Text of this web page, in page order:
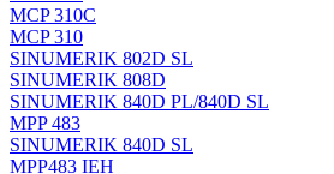
MCP 310C
MCP 310
SINUMERIK 802D SL
SINUMERIK 808D
SINUMERIK 840D PL/840D SL
MPP 483
SINUMERIK 840D SL
MPP483 IEH